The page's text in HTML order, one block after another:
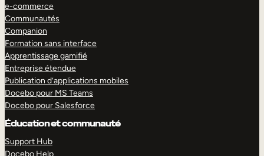
e-commerce
Communautés
Companion
Formation sans interface
Apprentissage gamifié
Entreprise étendue
Publication d’applications mobiles
Docebo pour MS Teams
Docebo pour Salesforce
Éducation et communauté
Support Hub
Docebo Help